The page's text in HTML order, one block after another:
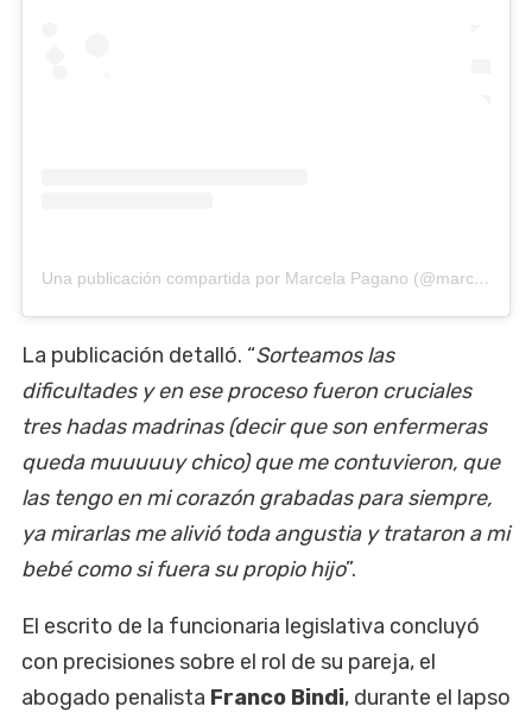
Una publicación compartida por Marcela Pagano (@marcelampagano)
La publicación detalló. “Sorteamos las
dificultades y en ese proceso fueron cruciales
tres hadas madrinas (decir que son enfermeras
queda muuuuuy chico) que me contuvieron, que
las tengo en mi corazón grabadas para siempre,
ya mirarlas me alivió toda angustia y trataron a mi
bebé como si fuera su propio hijo”.
El escrito de la funcionaria legislativa concluyó
con precisiones sobre el rol de su pareja, el
abogado penalista Franco Bindi, durante el lapso